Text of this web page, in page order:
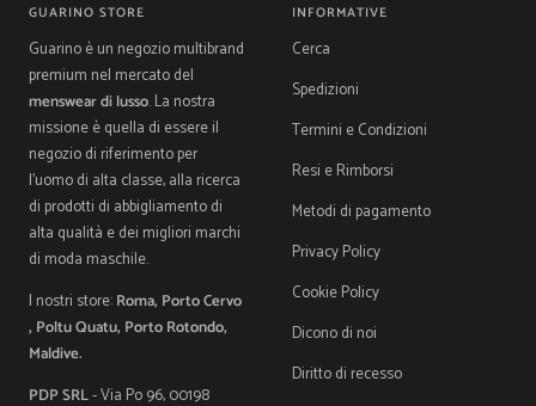
GUARINO STORE
Guarino è un negozio multibrand
premium nel mercato del
menswear di lusso. La nostra
missione è quella di essere il
negozio di riferimento per
l'uomo di alta classe, alla ricerca
di prodotti di abbigliamento di
alta qualità e dei migliori marchi
di moda maschile.
I nostri store:Roma, Porto Cervo
, Poltu Quatu, Porto Rotondo,
Maldive.
PDP SRL- Via Po 96, 00198
INFORMATIVE
Cerca
Spedizioni
Termini e Condizioni
Resi e Rimborsi
Metodi di pagamento
Privacy Policy
Cookie Policy
Dicono di noi
Diritto di recesso